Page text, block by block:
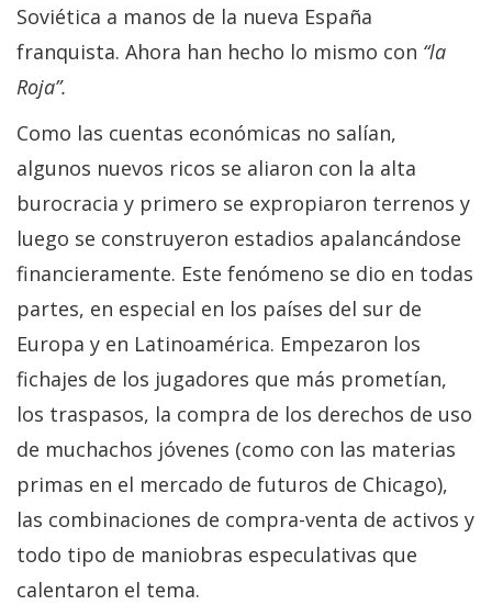
Soviética a manos de la nueva España
franquista. Ahora han hecho lo mismo con “la
Roja”.
Como las cuentas económicas no salían,
algunos nuevos ricos se aliaron con la alta
burocracia y primero se expropiaron terrenos y
luego se construyeron estadios apalancándose
financieramente. Este fenómeno se dio en todas
partes, en especial en los países del sur de
Europa y en Latinoamérica. Empezaron los
fichajes de los jugadores que más prometían,
los traspasos, la compra de los derechos de uso
de muchachos jóvenes (como con las materias
primas en el mercado de futuros de Chicago),
las combinaciones de compra-venta de activos y
todo tipo de maniobras especulativas que
calentaron el tema.